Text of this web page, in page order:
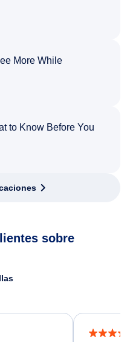
More While
to Know Before You
sobre